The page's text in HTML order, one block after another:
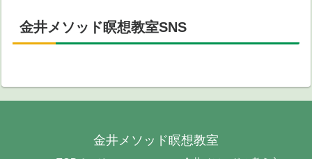
金井メソッド瞑想教室SNS
金井メソッド瞑想教室